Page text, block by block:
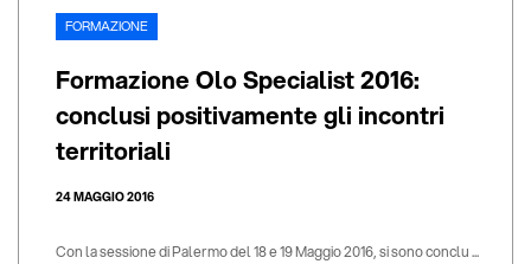
FORMAZIONE
Formazione Olo Specialist 2016:
conclusi positivamente gli incontri
territoriali
24 MAGGIO 2016
Con la sessione di Palermo del 18 e 19 Maggio 2016, si sono conclu ...